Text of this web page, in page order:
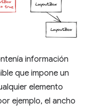
información
que impone un
elemento
ejemplo, el ancho